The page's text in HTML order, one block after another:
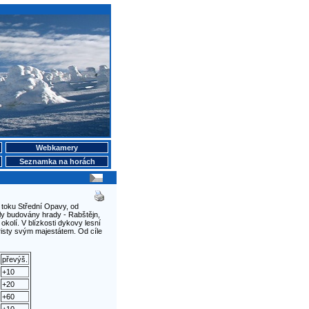
Webkamery
Seznamka na horách
Střední Opavy, od
budovány hrady - Rabštějn,
V blízkosti dykovy lesní
svým majestátem. Od cíle
převýš.
+10
+20
+60